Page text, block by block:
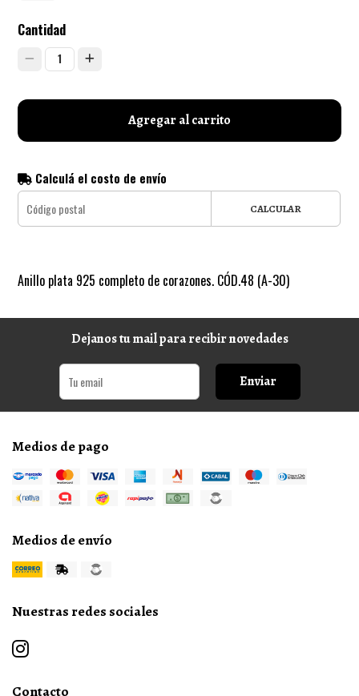
Cantidad
1
Agregar al carrito
Calculá el costo de envío
CALCULAR
Anillo plata 925 completo de corazones. CÓD.48 (A-30)
Dejanos tu mail para recibir novedades
Enviar
Medios de pago
Medios de envío
Nuestras redes sociales
Contacto